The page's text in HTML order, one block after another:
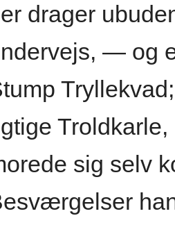
drager
— og
sig selv